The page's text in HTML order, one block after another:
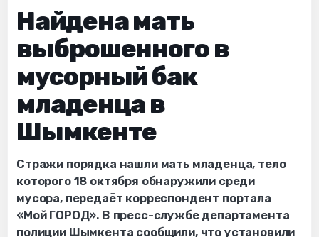
Найдена мать
выброшенного в
мусорный бак
младенца в
Шымкенте
Стражи порядка нашли мать младенца, тело
которого 18 октября обнаружили среди
мусора, передаёт корреспондент портала
«Мой ГОРОД». В пресс-службе департамента
полиции Шымкента сообщили, что установили